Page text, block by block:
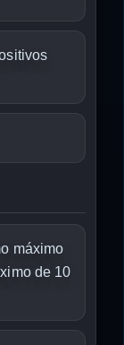
máximo
de 10